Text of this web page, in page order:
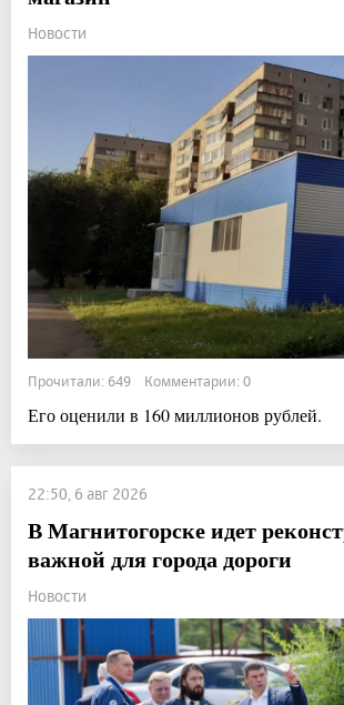
Новости
Прочитали: 649 Комментарии: 0
Его оценили в 160 миллионов рублей.
22:50, 6 авг 2026
В Магнитогорске идет
важной для города дороги
Новости